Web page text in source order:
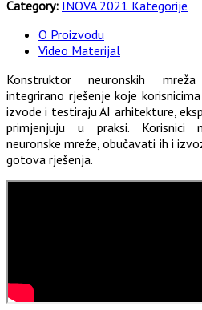
Category: INOVA 2021 Kategorije
O Proizvodu
Video Materijal
Konstruktor neuronskih
integrirano rješenje koje
izvode i testiraju AI arhitekture,
primjenjuju u praksi. Korisnici
neuronske mreže, obučavati ih i
gotova rješenja.